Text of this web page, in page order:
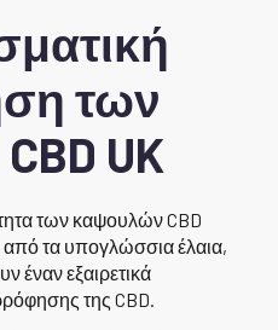
των
UK
των καψουλών CBD
τα υπογλώσσια έλαια,
έναν εξαιρετικά
της CBD.